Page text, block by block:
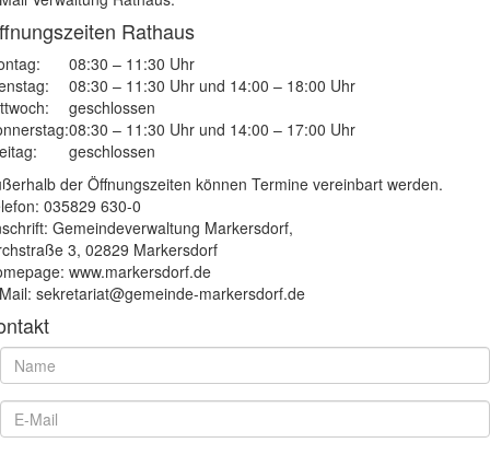
Rathaus
08:30 – 11:30 Uhr
08:30 – 11:30 Uhr und 14:00 – 18:00 Uhr
geschlossen
08:30 – 11:30 Uhr und 14:00 – 17:00 Uhr
geschlossen
der Öffnungszeiten können Termine vereinbart werden.
035829 630-0
Gemeindeverwaltung Markersdorf,
3, 02829 Markersdorf
www.markersdorf.de
sekretariat@gemeinde-markersdorf.de